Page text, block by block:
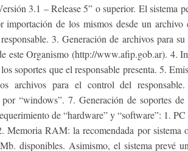
3.1 – Release 5” o superior. El sistema
importación de los mismos desde un
3. Generación de archivos para
este Organismo (http://www.afip.gob.ar). 4.
soportes que el responsable presenta. 5.
archivos para el control del
por “windows”. 7. Generación de soportes
de “hardware” y “software”: 1.
Memoria RAM: la recomendada por sistema
disponibles. Asimismo, el sistema prevé